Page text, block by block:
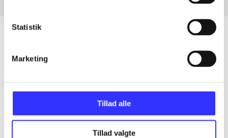
Statistik
Marketing
Tillad alle
Tillad valgte
Artikler